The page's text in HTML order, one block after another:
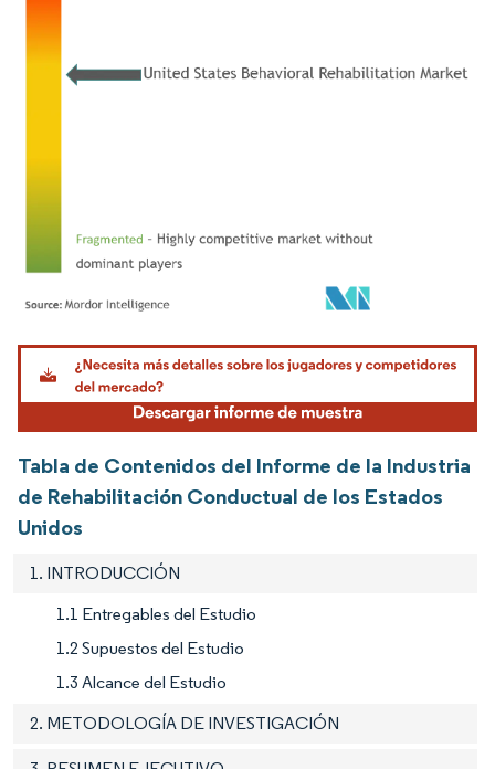
Imagen © Mordor Intelligence. El uso requiere atribución según CC BY 4.0.
Tabla de Contenidos del Informe de la Industria
de Rehabilitación Conductual de los Estados
Unidos
1. INTRODUCCIÓN
1.1 Entregables del Estudio
1.2 Supuestos del Estudio
1.3 Alcance del Estudio
2. METODOLOGÍA DE INVESTIGACIÓN